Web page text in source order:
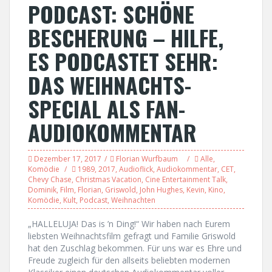
PODCAST: SCHÖNE
BESCHERUNG – HILFE,
ES PODCASTET SEHR:
DAS WEIHNACHTS-
SPECIAL ALS FAN-
AUDIOKOMMENTAR
Dezember 17, 2017 Florian Wurfbaum Alle,
Komödie
1989, 2017, Audioflick, Audiokommentar, CET,
Chevy Chase, Christmas Vacation, Cine Entertainment Talk,
Dominik, Film, Florian, Griswold, John Hughes, Kevin, Kino,
Komödie, Kult, Podcast, Weihnachten
„HALLELUJA! Das is ’n Ding!“ Wir haben nach Eurem
liebsten Weihnachtsfilm gefragt und Familie Griswold
hat den Zuschlag bekommen. Für uns war es Ehre und
Freude zugleich für den allseits beliebten modernen